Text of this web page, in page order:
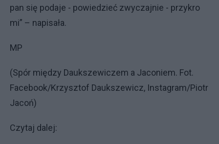
pan się podaje - powiedzieć zwyczajnie - przykro
mi” – napisała.
MP
(Spór między Daukszewiczem a Jaconiem. Fot.
Facebook/Krzysztof Daukszewicz, Instagram/Piotr
Jacoń)
Czytaj dalej: